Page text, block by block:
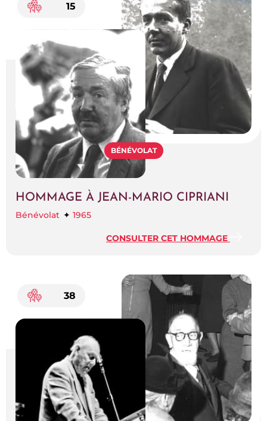
15
BÉNÉVOLAT
HOMMAGE À JEAN-MARIO CIPRIANI
Bénévolat 1965
CONSULTER CET HOMMAGE
38